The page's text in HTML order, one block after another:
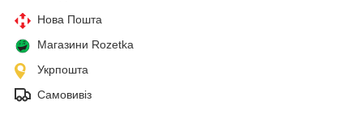
Нова Пошта
Магазини Rozetka
Укрпошта
Самовивіз